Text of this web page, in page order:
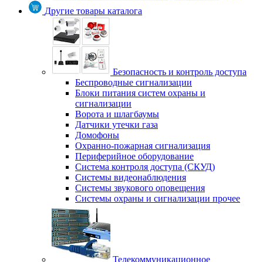
Другие товары каталога
Безопасность и контроль доступа
Беспроводные сигнализации
Блоки питания систем охраны и
сигнализации
Ворота и шлагбаумы
Датчики утечки газа
Домофоны
Охранно-пожарная сигнализация
Периферийное оборудование
Система контроля доступа (СКУД)
Системы видеонаблюдения
Системы звукового оповещения
Системы охраны и сигнализации прочее
Телекоммуникационное